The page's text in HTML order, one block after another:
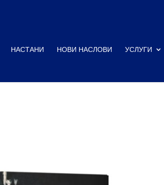
НАСТАНИ НОВИ НАСЛОВИ УСЛУГИ